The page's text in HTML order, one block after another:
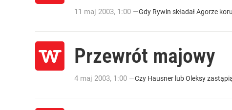
11 maj 2003, 1:00 —Gdy Rywin składał Agorze
Przewrót majowy
4 maj 2003, 1:00 —Czy Hausner lub Oleksy